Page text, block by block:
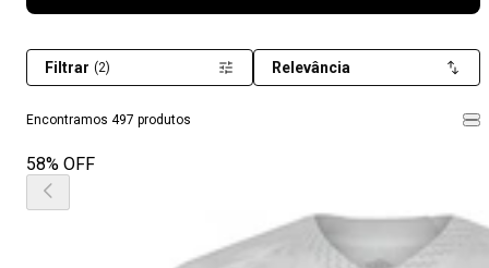
Encontramos 497 produtos
Filtrar (2) Relevância
58% OFF